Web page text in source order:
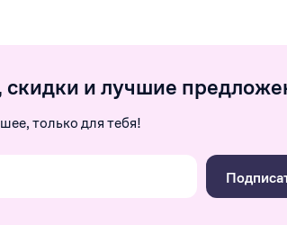
скидки и лучшие
только для тебя!